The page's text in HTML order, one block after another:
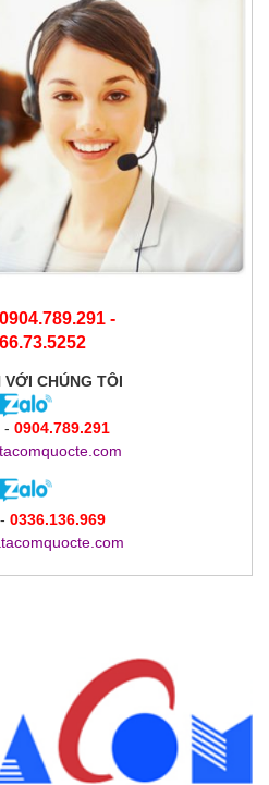
0904.789.291 -
VỚI CHÚNG TÔI
- 0904.789.291
0336.136.969